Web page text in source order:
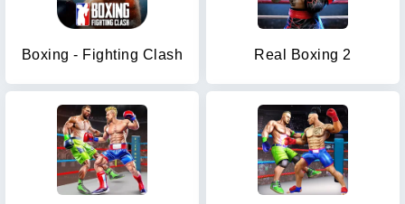
Boxing - Fighting Clash Real Boxing 2